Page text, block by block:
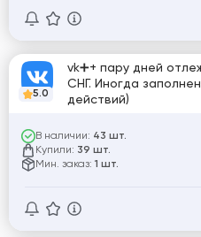
5.0
vk➕+ пару дней
СНГ. Иногда
действий)
В наличии: 43 шт.
Купили: 39 шт.
Мин. заказ: 1 шт.